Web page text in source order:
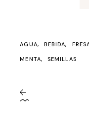
AGUA BEBIDA
MENTA SEMILLAS